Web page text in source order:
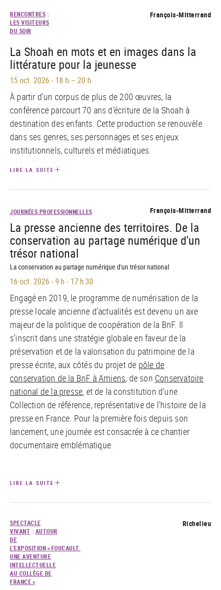
RENCONTRES :
LES VISITEURS
DU SOIR
François-Mitterrand
La Shoah en mots et en images dans la
littérature pour la jeunesse
15 oct. 2026 - 18 h – 20 h
À partir d’un corpus de plus de 200 œuvres, la
conférence parcourt 70 ans d’écriture de la Shoah à
destination des enfants. Cette production se renouvèle
dans ses genres, ses personnages et ses enjeux
institutionnels, culturels et médiatiques.
LIRE LA SUITE
JOURNÉES PROFESSIONNELLES François-Mitterrand
La presse ancienne des territoires. De la
conservation au partage numérique d'un
trésor national
La conservation au partage numérique d'un trésor national
16 oct. 2026 -9 h - 17 h 30
Engagé en 2019, le programme de numérisation de la
presse locale ancienne d’actualités est devenu un axe
majeur de la politique de coopération de la BnF. Il
s’inscrit dans une stratégie globale en faveur de la
préservation et de la valorisation du patrimoine de la
presse écrite, aux côtés du projet de pôle de
conservation de la BnF à Amiens, de son Conservatoire
national de la presse, et de la constitution d’une
Collection de référence, représentative de l’histoire de la
presse en France. Pour la première fois depuis son
lancement, une journée est consacrée à ce chantier
documentaire emblématique.
LIRE LA SUITE
SPECTACLE
VIVANT : AUTOUR
DE
L’EXPOSITION « FOUCAULT.
UNE AVENTURE
INTELLECTUELLE
AU COLLÈGE DE
FRANCE »
Richelieu